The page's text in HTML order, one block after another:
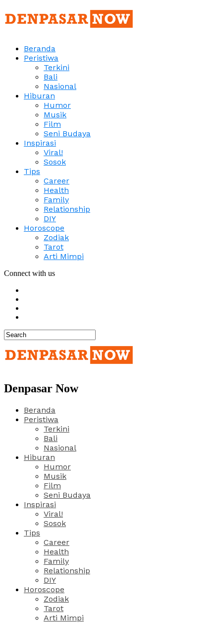
Beranda
Peristiwa
Terkini
Bali
Nasional
Hiburan
Humor
Musik
Film
Seni Budaya
Inspirasi
Viral!
Sosok
Tips
Career
Health
Family
Relationship
DIY
Horoscope
Zodiak
Tarot
Arti Mimpi
Connect with us
Denpasar Now
Beranda
Peristiwa
Terkini
Bali
Nasional
Hiburan
Humor
Musik
Film
Seni Budaya
Inspirasi
Viral!
Sosok
Tips
Career
Health
Family
Relationship
DIY
Horoscope
Zodiak
Tarot
Arti Mimpi